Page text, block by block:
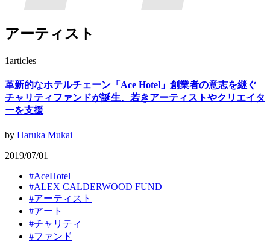
アーティスト
1articles
革新的なホテルチェーン「Ace Hotel」創業者の意志を継ぐ
チャリティファンドが誕生、若きアーティストやクリエイタ
ーを支援
by Haruka Mukai
2019/07/01
#AceHotel
#ALEX CALDERWOOD FUND
#アーティスト
#アート
#チャリティ
#ファンド